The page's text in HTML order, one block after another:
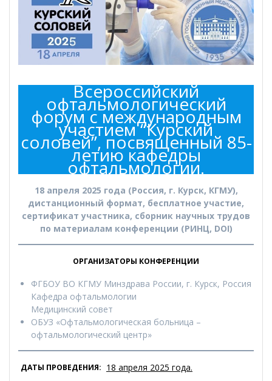
Всероссийский
офтальмологический
форум с международным
участием “Курский
соловей”, посвященный 85-
летию кафедры
офтальмологии.
18 апреля 2025 года (Россия, г. Курск, КГМУ),
дистанционный формат, бесплатное участие,
сертификат участника, сборник научных трудов
по материалам конференции (РИНЦ, DOI)
ОРГАНИЗАТОРЫ КОНФЕРЕНЦИИ
ФГБОУ ВО КГМУ Минздрава России, г. Курск, Россия
Кафедра офтальмологии
Медицинский совет
ОБУЗ «Офтальмологическая больница –
офтальмологический центр»
ДАТЫ ПРОВЕДЕНИЯ: 18 апреля 2025 года.